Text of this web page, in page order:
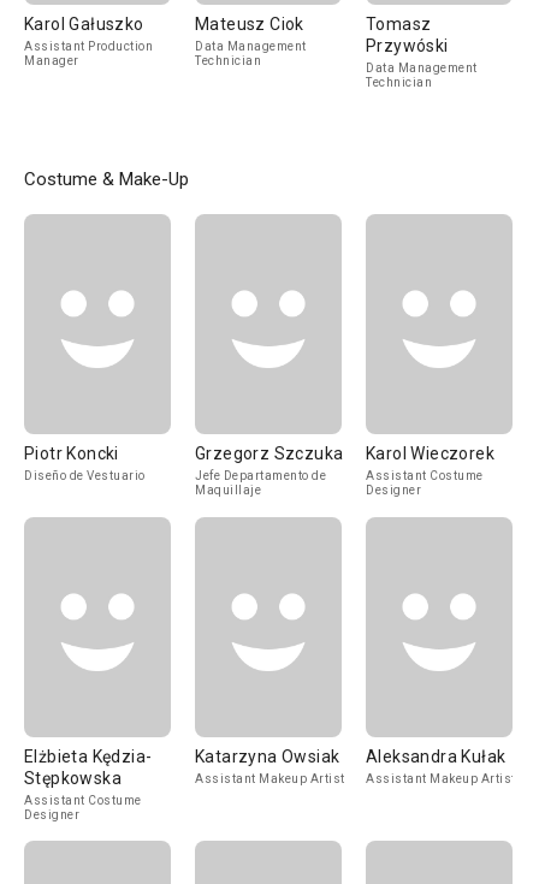
Karol Gałuszko
Assistant Production
Manager
Mateusz Ciok
Data Management
Technician
Tomasz
Przywóski
Data Management
Technician
Costume & Make-Up
Piotr Koncki
Diseño de Vestuario
Grzegorz Szczuka
Jefe Departamento de
Maquillaje
Karol Wieczorek
Assistant Costume
Designer
Elżbieta Kędzia-
Stępkowska
Assistant Costume
Designer
Katarzyna Owsiak
Assistant Makeup Artist
Aleksandra Kułak
Assistant Makeup Artist